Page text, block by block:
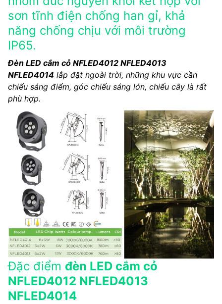
sơn tĩnh điện chống han gỉ, khả
năng chống chịu với môi trường
IP65.
Đèn LED cắm cỏ NFLED4012 NFLED4013
NFLED4014 lắp đặt ngoài trời, những khu vực cần
chiếu sáng điểm, góc chiếu sáng lớn, chiếu cây là rất
phù hợp.
Đặc điểm đèn LED cắm cỏ
NFLED4012 NFLED4013
NFLED4014